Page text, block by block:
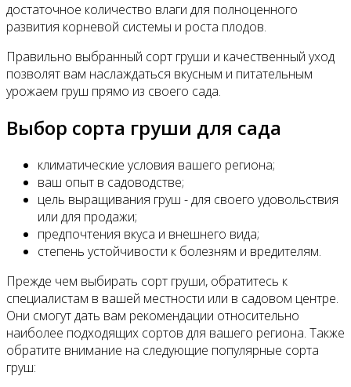
достаточное количество влаги для полноценного
развития корневой системы и роста плодов.
Правильно выбранный сорт груши и качественный уход
позволят вам наслаждаться вкусным и питательным
урожаем груш прямо из своего сада.
Выбор сорта груши для сада
климатические условия вашего региона;
ваш опыт в садоводстве;
цель выращивания груш - для своего удовольствия
или для продажи;
предпочтения вкуса и внешнего вида;
степень устойчивости к болезням и вредителям.
Прежде чем выбирать сорт груши, обратитесь к
специалистам в вашей местности или в садовом центре.
Они смогут дать вам рекомендации относительно
наиболее подходящих сортов для вашего региона. Также
обратите внимание на следующие популярные сорта
груш: